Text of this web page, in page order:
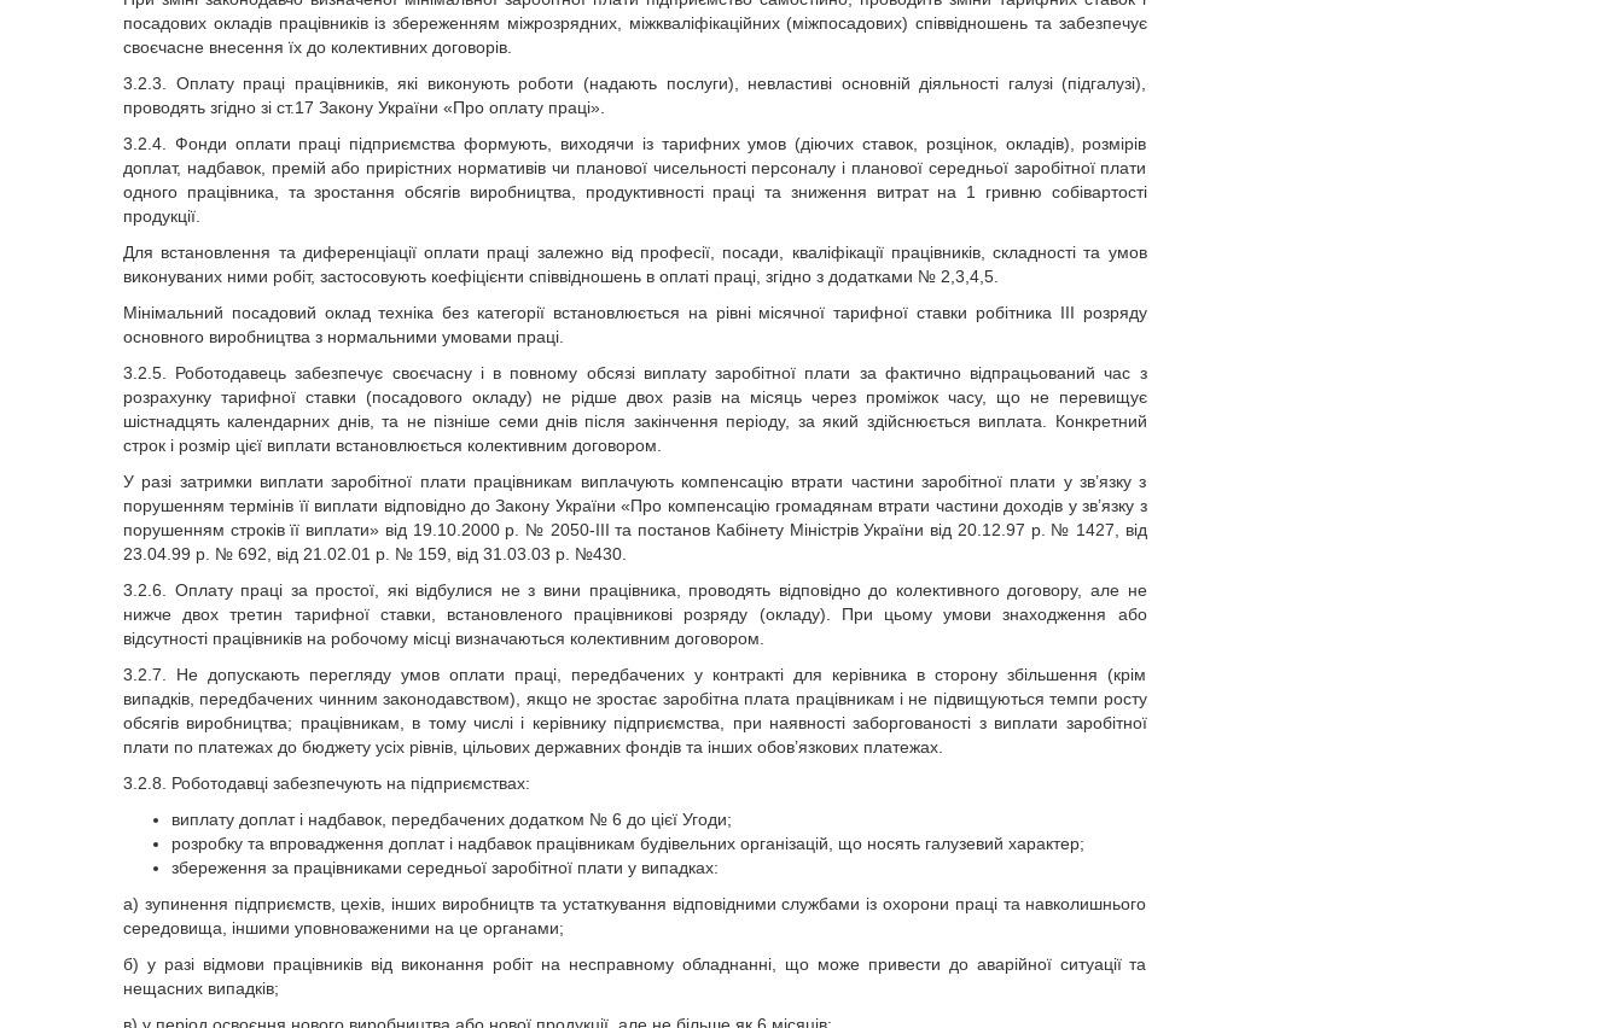
посадових окладів працівників із збереженням міжрозрядних, міжкваліфікаційних (міжпосадових) співвідношень та забезпечує
своєчасне внесення їх до колективних договорів.
3.2.3. Оплату праці працівників, які виконують роботи (надають послуги), невластиві основній діяльності галузі (підгалузі),
проводять згідно зі ст.17 Закону України «Про оплату праці».
3.2.4. Фонди оплати праці підприємства формують, виходячи із тарифних умов (діючих ставок, розцінок, окладів), розмірів
доплат, надбавок, премій або прирістних нормативів чи планової чисельності персоналу і планової середньої заробітної плати
одного працівника, та зростання обсягів виробництва, продуктивності праці та зниження витрат на 1 гривню собівартості
продукції.
Для встановлення та диференціації оплати праці залежно від професії, посади, кваліфікації працівників, складності та умов
виконуваних ними робіт, застосовують коефіцієнти співвідношень в оплаті праці, згідно з додатками № 2,3,4,5.
Мінімальний посадовий оклад техніка без категорії встановлюється на рівні місячної тарифної ставки робітника ІІІ розряду
основного виробництва з нормальними умовами праці.
3.2.5. Роботодавець забезпечує своєчасну і в повному обсязі виплату заробітної плати за фактично відпрацьований час з
розрахунку тарифної ставки (посадового окладу) не рідше двох разів на місяць через проміжок часу, що не перевищує
шістнадцять календарних днів, та не пізніше семи днів після закінчення періоду, за який здійснюється виплата. Конкретний
строк і розмір цієї виплати встановлюється колективним договором.
У разі затримки виплати заробітної плати працівникам виплачують компенсацію втрати частини заробітної плати у зв’язку з
порушенням термінів її виплати відповідно до Закону України «Про компенсацію громадянам втрати частини доходів у зв’язку з
порушенням строків її виплати» від 19.10.2000 р. № 2050-III та постанов Кабінету Міністрів України від 20.12.97 р. № 1427, від
23.04.99 р. № 692, від 21.02.01 р. № 159, від 31.03.03 р. №430.
3.2.6. Оплату праці за простої, які відбулися не з вини працівника, проводять відповідно до колективного договору, але не
нижче двох третин тарифної ставки, встановленого працівникові розряду (окладу). При цьому умови знаходження або
відсутності працівників на робочому місці визначаються колективним договором.
3.2.7. Не допускають перегляду умов оплати праці, передбачених у контракті для керівника в сторону збільшення (крім
випадків, передбачених чинним законодавством), якщо не зростає заробітна плата працівникам і не підвищуються темпи росту
обсягів виробництва; працівникам, в тому числі і керівнику підприємства, при наявності заборгованості з виплати заробітної
плати по платежах до бюджету усіх рівнів, цільових державних фондів та інших обов’язкових платежах.
3.2.8. Роботодавці забезпечують на підприємствах:
виплату доплат і надбавок, передбачених додатком № 6 до цієї Угоди;
розробку та впровадження доплат і надбавок працівникам будівельних організацій, що носять галузевий характер;
збереження за працівниками середньої заробітної плати у випадках:
а) зупинення підприємств, цехів, інших виробництв та устаткування відповідними службами із охорони праці та навколишнього
середовища, іншими уповноваженими на це органами;
б) у разі відмови працівників від виконання робіт на несправному обладнанні, що може привести до аварійної ситуації та
нещасних випадків;